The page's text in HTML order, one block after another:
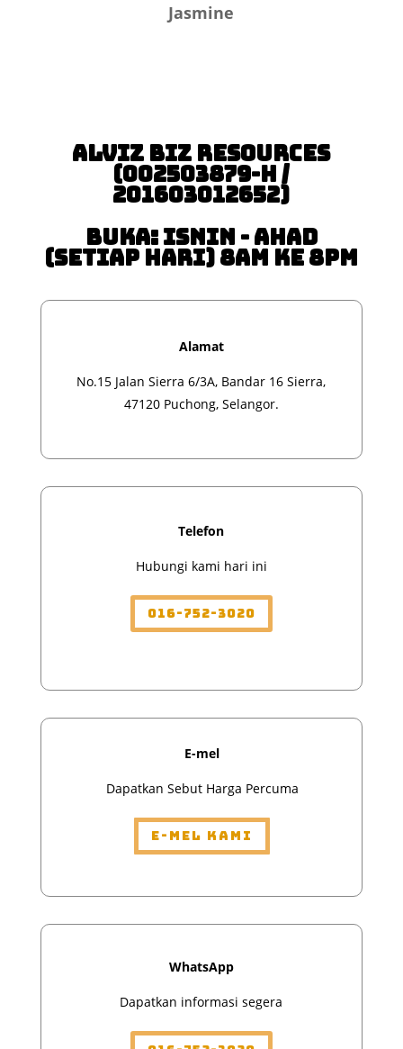
Jasmine
Alviz Biz Resources
(002503879-H /
201603012652)
Buka: Isnin - Ahad
(Setiap Hari) 8am ke 8pm
Alamat
No.15 Jalan Sierra 6/3A, Bandar 16 Sierra,
47120 Puchong, Selangor.
Telefon
Hubungi kami hari ini
016-752-3020
E-mel
Dapatkan Sebut Harga Percuma
E-mel Kami
WhatsApp
Dapatkan informasi segera